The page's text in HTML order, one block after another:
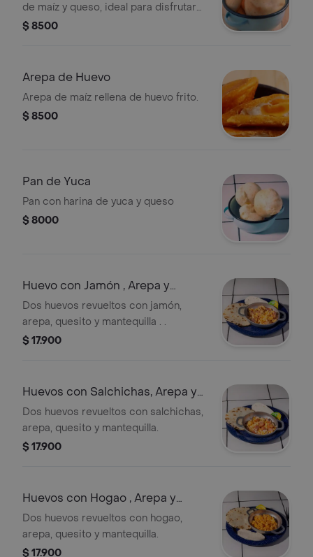
de maíz y queso, ideal para disfrutar
en cualquier momento.
$ 8500
Arepa de Huevo
Arepa de maíz rellena de huevo frito.
$ 8500
Pan de Yuca
Pan con harina de yuca y queso
$ 8000
Huevo con Jamón , Arepa y
Quesito
Dos huevos revueltos con jamón,
arepa, quesito y mantequilla . .
$ 17.900
Huevos con Salchichas, Arepa y
Quesito
Dos huevos revueltos con salchichas,
arepa, quesito y mantequilla.
$ 17.900
Huevos con Hogao , Arepa y
Quesito
Dos huevos revueltos con hogao,
arepa, quesito y mantequilla.
$ 17.900